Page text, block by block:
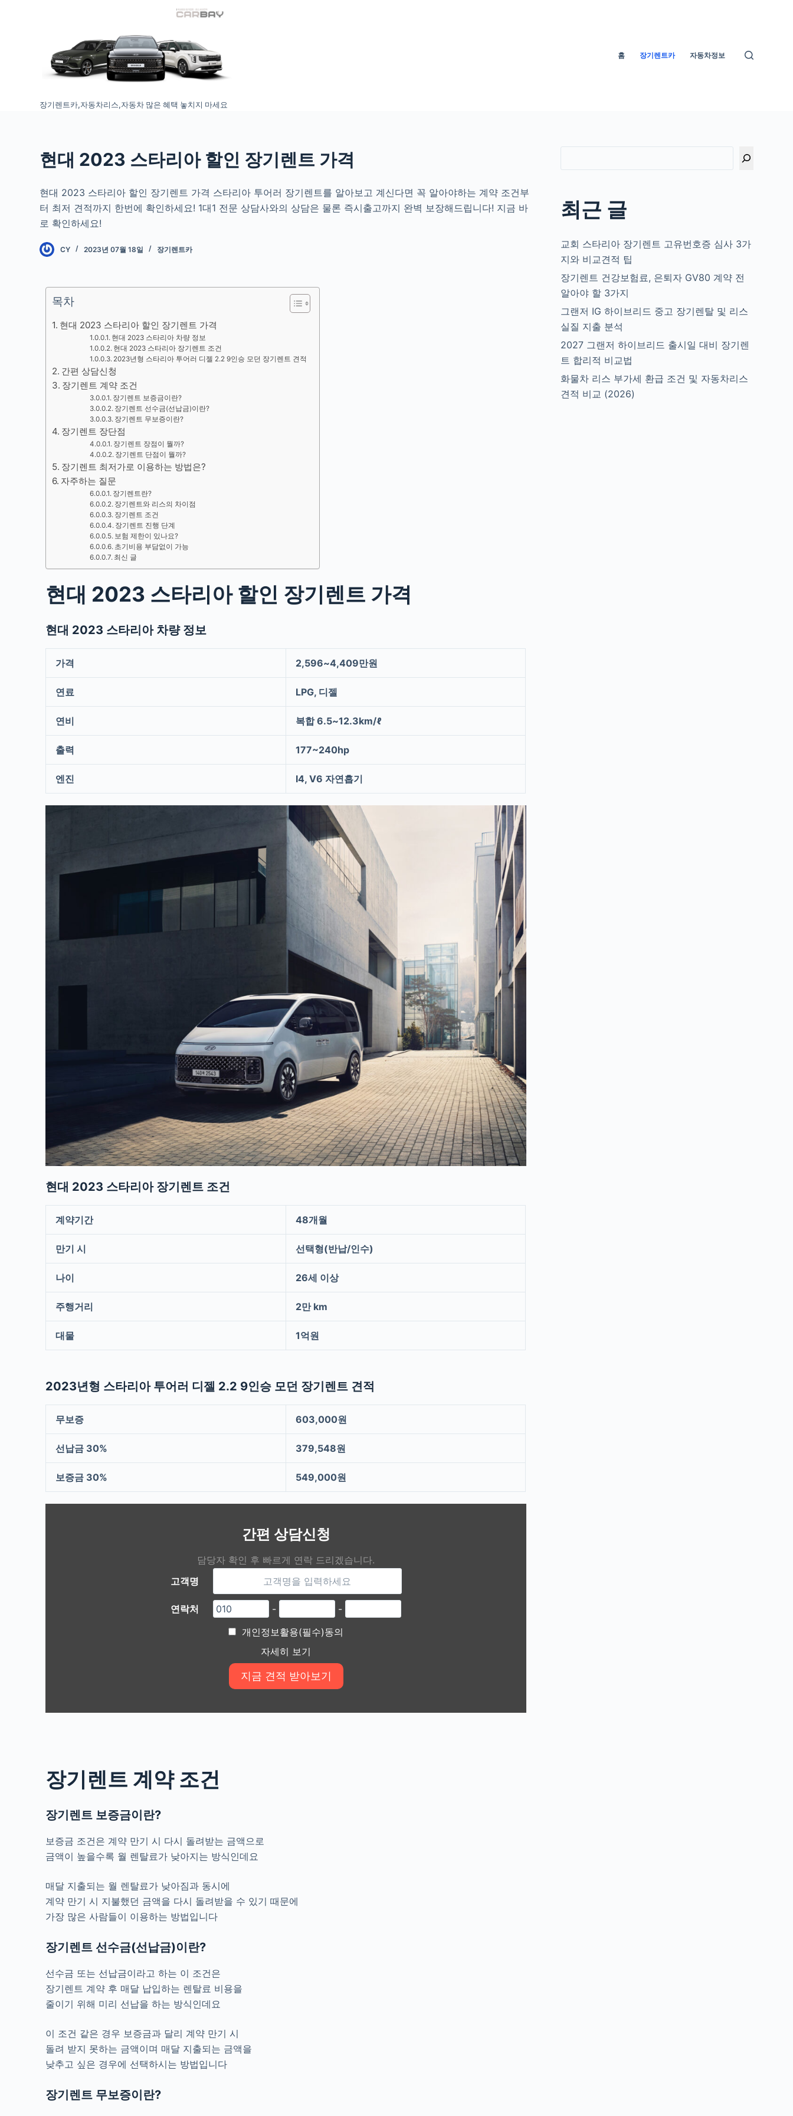
장기렌트카,자동차리스,자동차 많은 혜택 놓치지 마세요
홈 장기렌트카 자동차정보
현대 2023 스타리아 할인 장기렌트 가격
현대 2023 스타리아 할인 장기렌트 가격 스타리아 투어러 장기렌트를 알아보고 계신다면 꼭 알아야하는 계약 조건부
터 최저 견적까지 한번에 확인하세요! 1대1 전문 상담사와의 상담은 물론 즉시출고까지 완벽 보장해드립니다! 지금 바
로 확인하세요!
CY 2023년 07월 18일 장기렌트카
목차
현대 2023 스타리아 할인 장기렌트 가격
현대 2023 스타리아 차량 정보
현대 2023 스타리아 장기렌트 조건
2023년형 스타리아 투어러 디젤 2.2 9인승 모던 장기렌트 견적
간편 상담신청
장기렌트 계약 조건
장기렌트 보증금이란?
장기렌트 선수금(선납금)이란?
장기렌트 무보증이란?
장기렌트 장단점
장기렌트 장점이 뭘까?
장기렌트 단점이 뭘까?
장기렌트 최저가로 이용하는 방법은?
자주하는 질문
장기렌트란?
장기렌트와 리스의 차이점
장기렌트 조건
장기렌트 진행 단계
보험 제한이 있나요?
초기비용 부담없이 가능
최신 글
현대 2023 스타리아 할인 장기렌트 가격
현대 2023 스타리아 차량 정보
가격 2,596~4,409만원
연료 LPG, 디젤
연비 복합 6.5~12.3km/ℓ
출력 177~240hp
엔진 I4, V6 자연흡기
현대 2023 스타리아 장기렌트 조건
계약기간 48개월
만기 시 선택형(반납/인수)
나이 26세 이상
주행거리 2만 km
대물 1억원
2023년형 스타리아 투어러 디젤 2.2 9인승 모던 장기렌트 견적
무보증 603,000원
선납금 30% 379,548원
보증금 30% 549,000원
간편 상담신청
담당자 확인 후 빠르게 연락 드리겠습니다.
고객명
연락처 -
-
개인정보활용(필수)동의
자세히 보기
장기렌트 계약 조건
장기렌트 보증금이란?
보증금 조건은 계약 만기 시 다시 돌려받는 금액으로
금액이 높을수록 월 렌탈료가 낮아지는 방식인데요
매달 지출되는 월 렌탈료가 낮아짐과 동시에
계약 만기 시 지불했던 금액을 다시 돌려받을 수 있기 때문에
가장 많은 사람들이 이용하는 방법입니다
장기렌트 선수금(선납금)이란?
선수금 또는 선납금이라고 하는 이 조건은
장기렌트 계약 후 매달 납입하는 렌탈료 비용을
줄이기 위해 미리 선납을 하는 방식인데요
이 조건 같은 경우 보증금과 달리 계약 만기 시
돌려 받지 못하는 금액이며 매달 지출되는 금액을
낮추고 싶은 경우에 선택하시는 방법입니다
장기렌트 무보증이란?
최근 글
교회 스타리아 장기렌트 고유번호증 심사 3가
지와 비교견적 팁
장기렌트 건강보험료, 은퇴자 GV80 계약 전
알아야 할 3가지
그랜저 IG 하이브리드 중고 장기렌탈 및 리스
실질 지출 분석
2027 그랜저 하이브리드 출시일 대비 장기렌
트 합리적 비교법
화물차 리스 부가세 환급 조건 및 자동차리스
견적 비교 (2026)